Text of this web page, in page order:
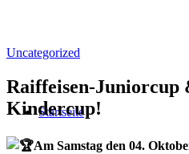
Startseite
Uncategorized
Raiffeisen-Juniorcup
Kindercup!
Am Samstag den 04.